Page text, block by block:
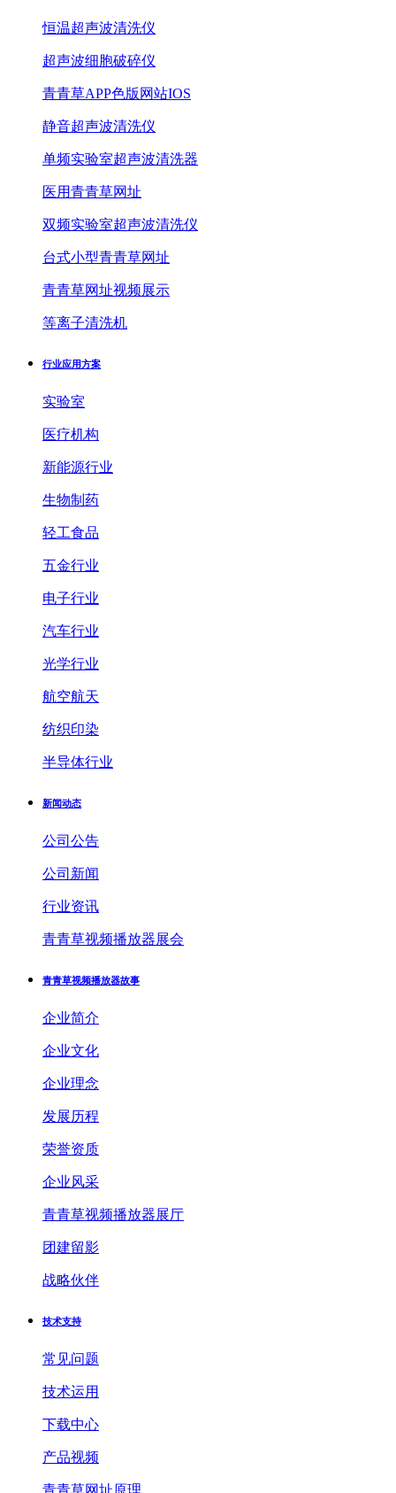
恒温超声波清洗仪
超声波细胞破碎仪
青青草APP色版网站IOS
静音超声波清洗仪
单频实验室超声波清洗器
医用青青草网址
双频实验室超声波清洗仪
台式小型青青草网址
青青草网址视频展示
等离子清洗机
行业应用方案
实验室
医疗机构
新能源行业
生物制药
轻工食品
五金行业
电子行业
汽车行业
光学行业
航空航天
纺织印染
半导体行业
新闻动态
公司公告
公司新闻
行业资讯
青青草视频播放器展会
青青草视频播放器故事
企业简介
企业文化
企业理念
发展历程
荣誉资质
企业风采
青青草视频播放器展厅
团建留影
战略伙伴
技术支持
常见问题
技术运用
下载中心
产品视频
青青草网址原理